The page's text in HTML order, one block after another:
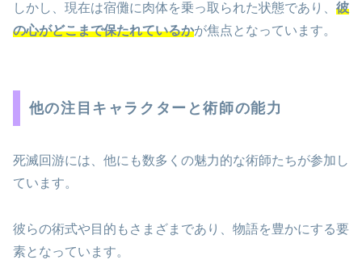
しかし、現在は宿儺に肉体を乗っ取られた状態であり、 彼
の心がどこまで保たれているかが焦点となっています。
他の注目キャラクターと術師の能力
死滅回游には、他にも数多くの魅力的な術師たちが参加し
ています。
彼らの術式や目的もさまざまであり、物語を豊かにする要
素となっています。